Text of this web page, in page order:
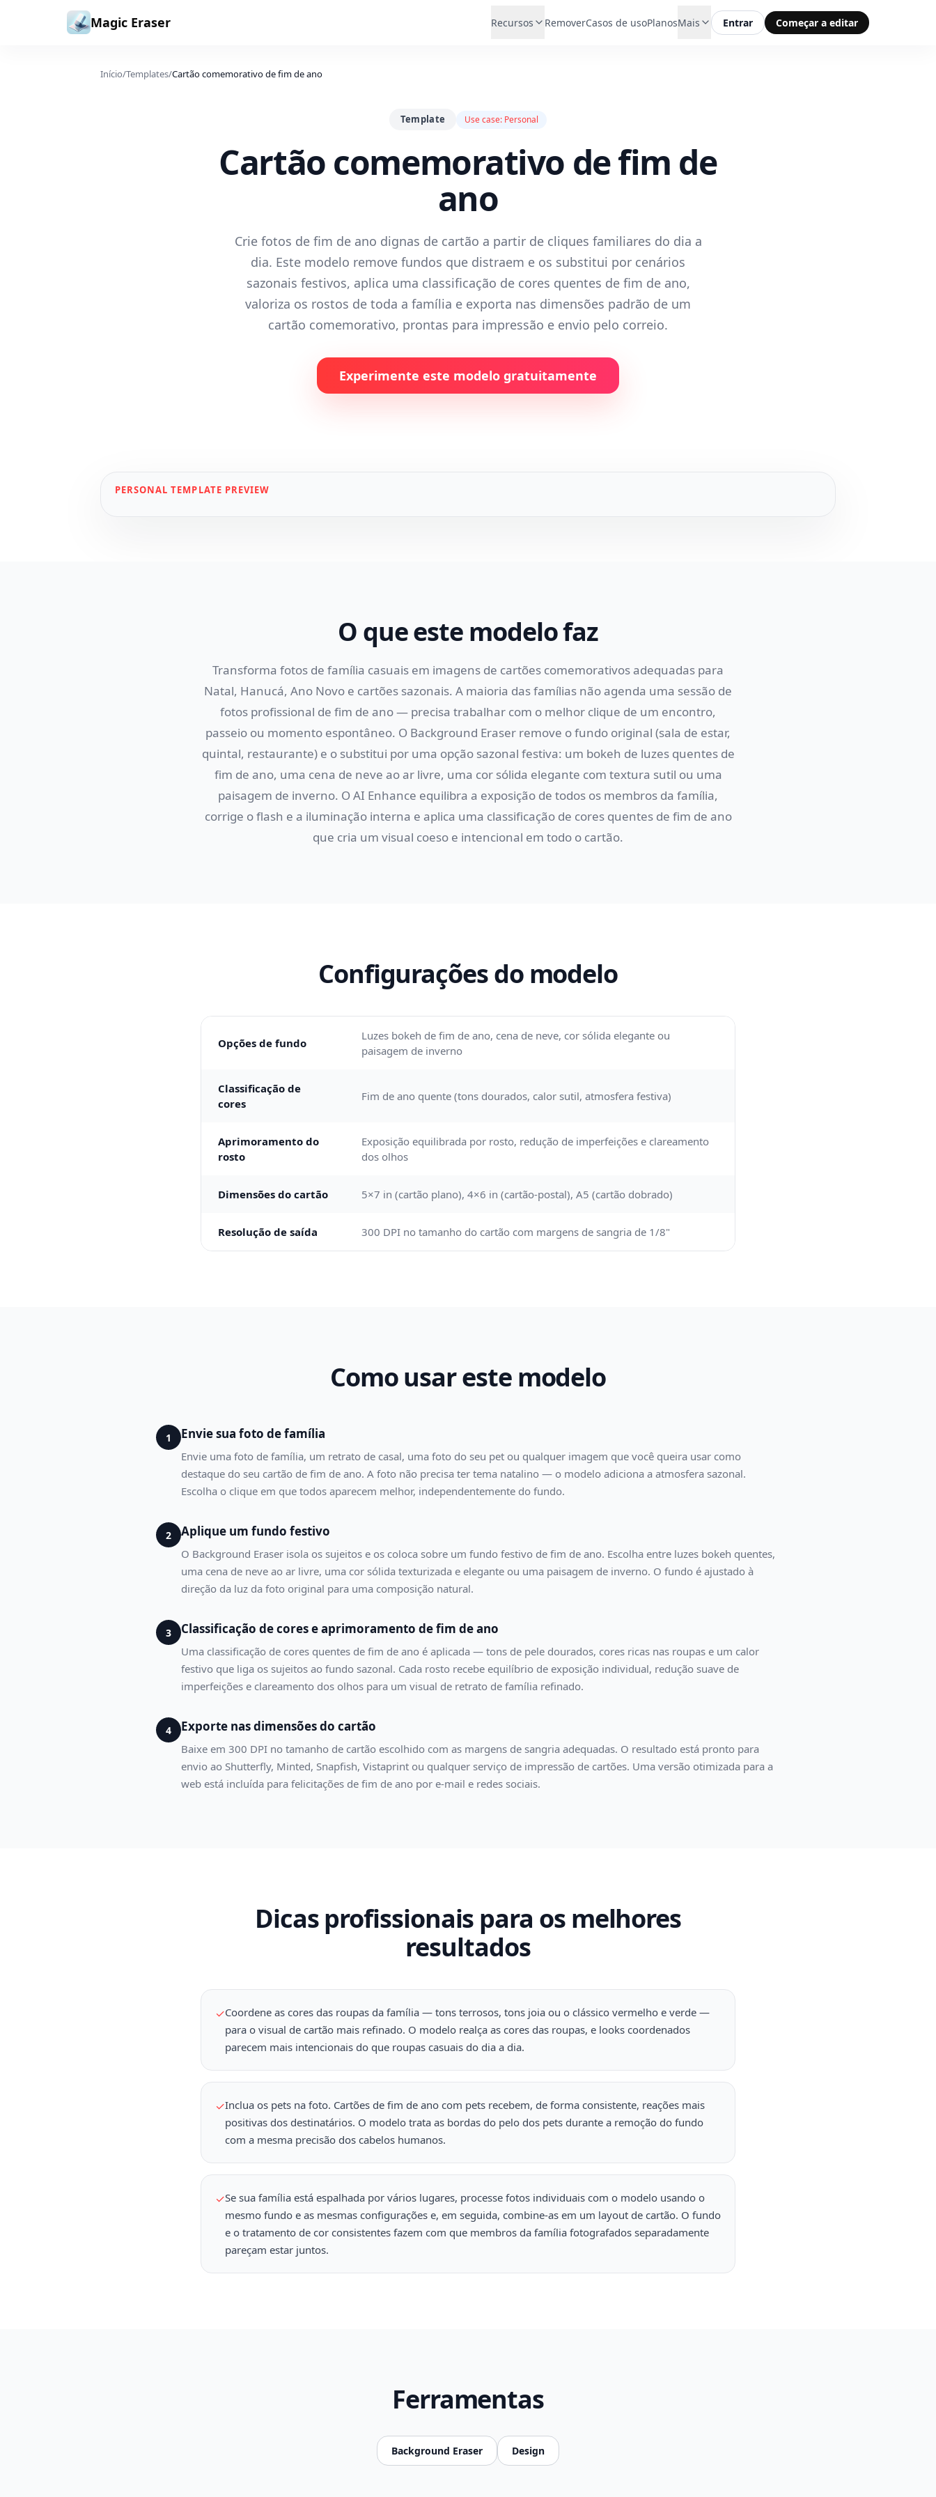
Ir para o conteúdo
Magic Eraser Recursos RemoverCasos de usoPlanosMais Entrar Começar a editar
Início/Templates/Cartão comemorativo de fim de ano
Template Use case: Personal
Cartão comemorativo de fim de
ano
Crie fotos de fim de ano dignas de cartão a partir de cliques familiares do dia a
dia. Este modelo remove fundos que distraem e os substitui por cenários
sazonais festivos, aplica uma classificação de cores quentes de fim de ano,
valoriza os rostos de toda a família e exporta nas dimensões padrão de um
cartão comemorativo, prontas para impressão e envio pelo correio.
Experimente este modelo gratuitamente
PERSONAL TEMPLATE PREVIEW
O que este modelo faz
Transforma fotos de família casuais em imagens de cartões comemorativos adequadas para
Natal, Hanucá, Ano Novo e cartões sazonais. A maioria das famílias não agenda uma sessão de
fotos profissional de fim de ano — precisa trabalhar com o melhor clique de um encontro,
passeio ou momento espontâneo. O Background Eraser remove o fundo original (sala de estar,
quintal, restaurante) e o substitui por uma opção sazonal festiva: um bokeh de luzes quentes de
fim de ano, uma cena de neve ao ar livre, uma cor sólida elegante com textura sutil ou uma
paisagem de inverno. O AI Enhance equilibra a exposição de todos os membros da família,
corrige o flash e a iluminação interna e aplica uma classificação de cores quentes de fim de ano
que cria um visual coeso e intencional em todo o cartão.
Configurações do modelo
Opções de fundo
Luzes bokeh de fim de ano, cena de neve, cor sólida elegante ou
paisagem de inverno
Classificação de
cores
Fim de ano quente (tons dourados, calor sutil, atmosfera festiva)
Aprimoramento do
rosto
Exposição equilibrada por rosto, redução de imperfeições e clareamento
dos olhos
Dimensões do cartão 5×7 in (cartão plano), 4×6 in (cartão-postal), A5 (cartão dobrado)
Resolução de saída 300 DPI no tamanho do cartão com margens de sangria de 1/8"
Como usar este modelo
1 Envie sua foto de família
Envie uma foto de família, um retrato de casal, uma foto do seu pet ou qualquer imagem que você queira usar como
destaque do seu cartão de fim de ano. A foto não precisa ter tema natalino — o modelo adiciona a atmosfera sazonal.
Escolha o clique em que todos aparecem melhor, independentemente do fundo.
2 Aplique um fundo festivo
O Background Eraser isola os sujeitos e os coloca sobre um fundo festivo de fim de ano. Escolha entre luzes bokeh quentes,
uma cena de neve ao ar livre, uma cor sólida texturizada e elegante ou uma paisagem de inverno. O fundo é ajustado à
direção da luz da foto original para uma composição natural.
3 Classificação de cores e aprimoramento de fim de ano
Uma classificação de cores quentes de fim de ano é aplicada — tons de pele dourados, cores ricas nas roupas e um calor
festivo que liga os sujeitos ao fundo sazonal. Cada rosto recebe equilíbrio de exposição individual, redução suave de
imperfeições e clareamento dos olhos para um visual de retrato de família refinado.
4 Exporte nas dimensões do cartão
Baixe em 300 DPI no tamanho de cartão escolhido com as margens de sangria adequadas. O resultado está pronto para
envio ao Shutterfly, Minted, Snapfish, Vistaprint ou qualquer serviço de impressão de cartões. Uma versão otimizada para a
web está incluída para felicitações de fim de ano por e-mail e redes sociais.
Dicas profissionais para os melhores
resultados
✓Coordene as cores das roupas da família — tons terrosos, tons joia ou o clássico vermelho e verde —
para o visual de cartão mais refinado. O modelo realça as cores das roupas, e looks coordenados
parecem mais intencionais do que roupas casuais do dia a dia.
✓Inclua os pets na foto. Cartões de fim de ano com pets recebem, de forma consistente, reações mais
positivas dos destinatários. O modelo trata as bordas do pelo dos pets durante a remoção do fundo
com a mesma precisão dos cabelos humanos.
✓Se sua família está espalhada por vários lugares, processe fotos individuais com o modelo usando o
mesmo fundo e as mesmas configurações e, em seguida, combine-as em um layout de cartão. O fundo
e o tratamento de cor consistentes fazem com que membros da família fotografados separadamente
pareçam estar juntos.
Ferramentas
Background Eraser Design